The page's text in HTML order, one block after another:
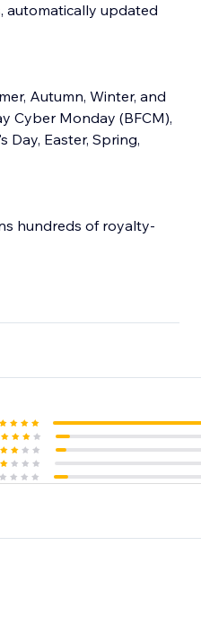
automatically updated
Autumn, Winter, and
Cyber Monday (BFCM),
Day, Easter, Spring,
hundreds of royalty-
the year